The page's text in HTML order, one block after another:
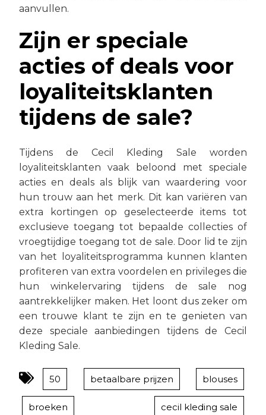
aanvullen.
Zijn er speciale
acties of deals voor
loyaliteitsklanten
tijdens de sale?
Tijdens de Cecil Kleding Sale worden
loyaliteitsklanten vaak beloond met speciale
acties en deals als blijk van waardering voor
hun trouw aan het merk. Dit kan variëren van
extra kortingen op geselecteerde items tot
exclusieve toegang tot bepaalde collecties of
vroegtijdige toegang tot de sale. Door lid te zijn
van het loyaliteitsprogramma kunnen klanten
profiteren van extra voordelen en privileges die
hun winkelervaring tijdens de sale nog
aantrekkelijker maken. Het loont dus zeker om
een trouwe klant te zijn en te genieten van
deze speciale aanbiedingen tijdens de Cecil
Kleding Sale.
50 betaalbare prijzen blouses
broeken cecil kleding sale